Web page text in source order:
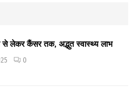
से लेकर कैंसर तक, अद्भुत स्वास्थ्य लाभ
0